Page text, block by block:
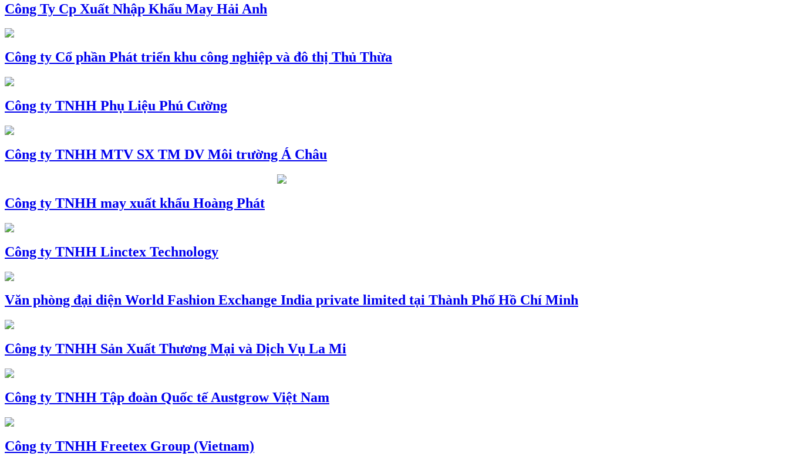
Công Ty Cp Xuất Nhập Khẩu May Hải Anh
Công ty Cổ phần Phát triển khu công nghiệp và đô thị Thủ Thừa
Công ty TNHH Phụ Liệu Phú Cường
Công ty TNHH MTV SX TM DV Môi trường Á Châu
Công ty TNHH may xuất khẩu Hoàng Phát
Công ty TNHH Linctex Technology
Văn phòng đại diện World Fashion Exchange India private limited tại Thành Phố Hồ Chí Minh
Công ty TNHH Sản Xuất Thương Mại và Dịch Vụ La Mi
Công ty TNHH Tập đoàn Quốc tế Austgrow Việt Nam
Công ty TNHH Freetex Group (Vietnam)